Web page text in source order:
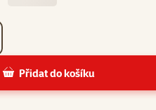
Přidat do košíku